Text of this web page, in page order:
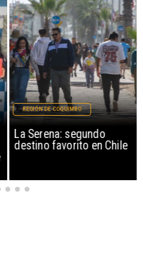
La Serena: segundo
destino favorito en Chile
REGIÓN DE COQUIMBO